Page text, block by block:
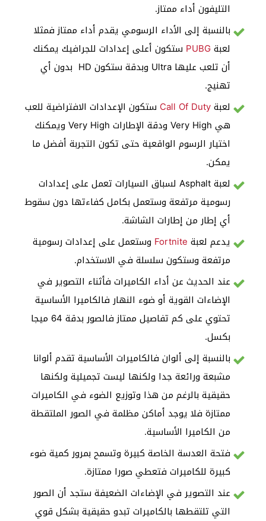
التليفون أداء ممتاز.
بالنسبة إلى الأداء الرسومي يقدم أداء ممتاز فمثلا
لعبةPUBG ستكون أعلى إعدادات للجرافيك يمكنك
أن تلعب عليها Ultra وبدقة ستكون HD بدون أي
تهنيج.
لعبةCall Of Duty ستكون الإعدادات الافتراضية للعب
هي Very High ودقة الإطارات Very High ويمكنك
اختيار الرسوم الواقعية حتى تكون التجربة أفضل ما
يمكن.
لعبة Asphalt لسباق السيارات تعمل على إعدادات
رسومية مرتفعة وستعمل بكامل كفاءتها دون سقوط
أي إطار من إطارات الشاشة.
يدعم لعبة Fortnite وستعمل على إعدادات رسومية
مرتفعة وستكون سلسلة في الاستخدام.
عند الحديث عن أداء الكاميرات فأثناء التصوير في
الإضاءات القوية أو ضوء النهار فالكاميرا الأساسية
تحتوي على كم تفاصيل ممتاز فالصور بدقة 64 ميجا
بكسل.
بالنسبة إلى ألوان فالكاميرات الأساسية تقدم ألوانا
مشبعة ورائعة جدا ولكنها ليست تجميلية ولكنها
حقيقية بالرغم من هذا وتوزيع الضوء في الكاميرات
ممتازة فلا يوجد أماكن مظلمة في الصور الملتقطة
من الكاميرا الأساسية.
فتحة العدسة الخاصة كبيرة وتسمح بمرور كمية ضوء
كبيرة للكاميرات فتعطي صورا ممتازة.
عند التصوير في الإضاءات الضعيفة ستجد أن الصور
التي تلتقطها بالكاميرات تبدو حقيقية بشكل قوي